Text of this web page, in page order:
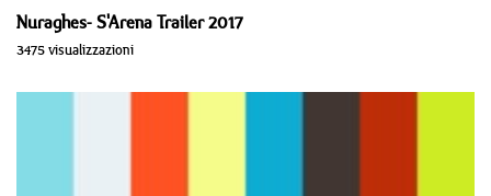
Nuraghes- S'Arena Trailer 2017
3475 visualizzazioni